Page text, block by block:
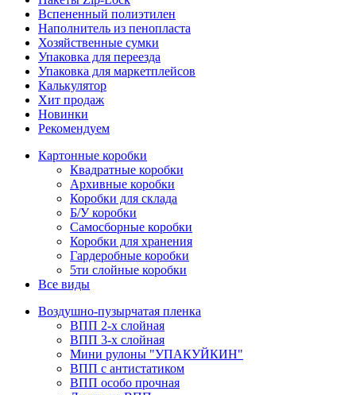
Вспененный полиэтилен
Наполнитель из пенопласта
Хозяйственные сумки
Упаковка для переезда
Упаковка для маркетплейсов
Калькулятор
Хит продаж
Новинки
Рекомендуем
Картонные коробки
Квадратные коробки
Архивные коробки
Коробки для склада
Б/У коробки
Самосборные коробки
Коробки для хранения
Гардеробные коробки
5ти слойные коробки
Все виды
Воздушно-пузырчатая пленка
ВПП 2-х слойная
ВПП 3-х слойная
Мини рулоны "УПАКУЙКИН"
ВПП с антистатиком
ВПП особо прочная